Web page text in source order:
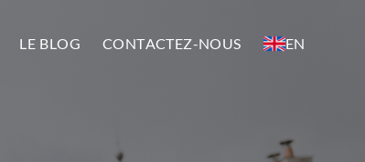
LE BLOG CONTACTEZ-NOUS EN